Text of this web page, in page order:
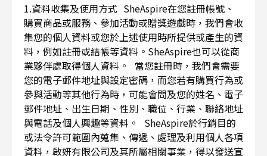
1.資料收集及使用方式 SheAspire在您註冊帳號、
購買商品或服務、參加活動或贈獎遊戲時，我們會收
集您的個人資料或您於上述使用時所提供或產生的資
料，例如註冊或結帳等資料。SheAspire也可以從商
業夥伴處取得個人資料。 當您註冊時，我們會需要
您的電子郵件地址與設定密碼，而您若有購買行為或
參與活動等其他行為時，可能會問及您的姓名、電子
郵件地址、出生日期、性別、職位、行業、聯絡地址
與電話及個人興趣等資料。 SheAspire於行銷目的
或法令許可範圍內蒐集、傳遞、處理及利用個人各項
資料，啟妍有限公司及其所屬相關事業，得以發送宣